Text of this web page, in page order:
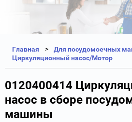
Главная
Для посудомоечных
Циркуляционный насос/Мотор
0120400414
насос в сборе
машины